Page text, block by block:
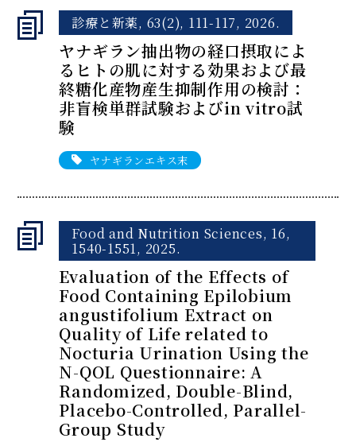
診療と新薬, 63(2), 111-117, 2026.
ヤナギラン抽出物の経口摂取によ
るヒトの肌に対する効果および最
終糖化産物産生抑制作用の検討：
非盲検単群試験およびin vitro試
験
ヤナギランエキス末
Food and Nutrition Sciences, 16,
1540-1551, 2025.
Evaluation of the Effects of
Food Containing Epilobium
angustifolium Extract on
Quality of Life related to
Nocturia Urination Using the
N-QOL Questionnaire: A
Randomized, Double-Blind,
Placebo-Controlled, Parallel-
Group Study